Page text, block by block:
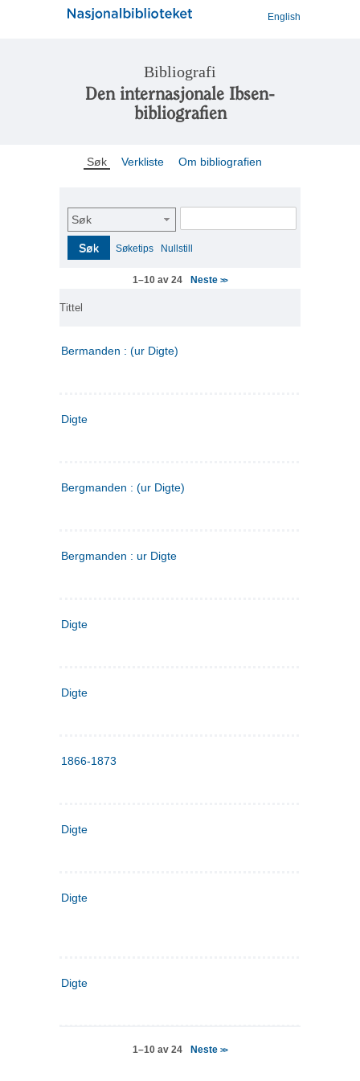
English
Bibliografi
Den internasjonale Ibsen-
bibliografien
Søk Verkliste Om bibliografien
Søk
Søk Søketips Nullstill
1–10 av 24 Neste>>
Tittel
Bermanden : (ur Digte)
Digte
Bergmanden : (ur Digte)
Bergmanden : ur Digte
Digte
Digte
1866-1873
Digte
Digte
Digte
1–10 av 24 Neste>>